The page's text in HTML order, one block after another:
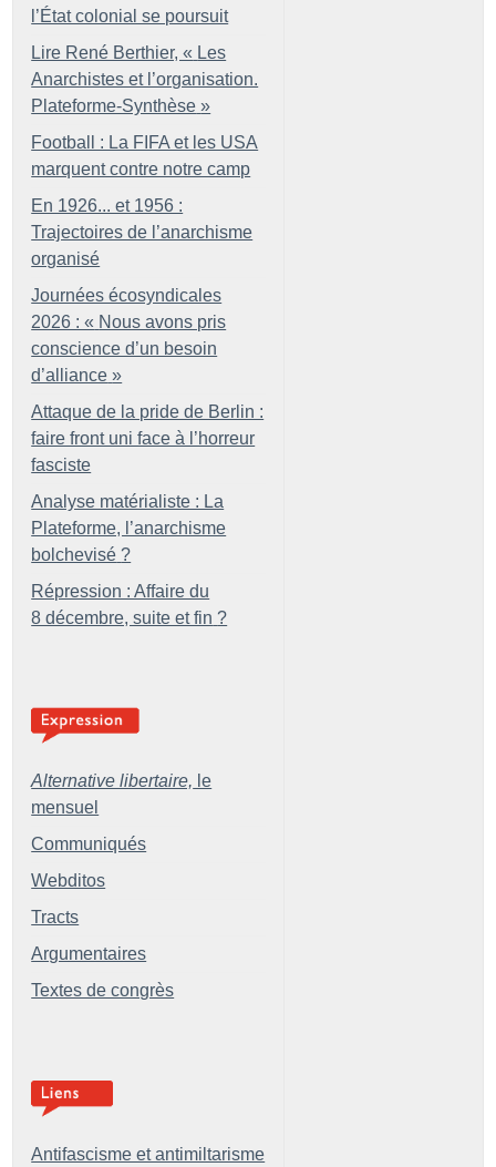
l’État colonial se poursuit
Lire René Berthier, « Les
Anarchistes et l’organisation.
Plateforme-Synthèse »
Football : La FIFA et les USA
marquent contre notre camp
En 1926... et 1956 :
Trajectoires de l’anarchisme
organisé
Journées écosyndicales
2026 : « Nous avons pris
conscience d’un besoin
d’alliance »
Attaque de la pride de Berlin :
faire front uni face à l’horreur
fasciste
Analyse matérialiste : La
Plateforme, l’anarchisme
bolchevisé ?
Répression : Affaire du
8 décembre, suite et fin ?
Alternative libertaire, le
mensuel
Communiqués
Webditos
Tracts
Argumentaires
Textes de congrès
Antifascisme et antimiltarisme